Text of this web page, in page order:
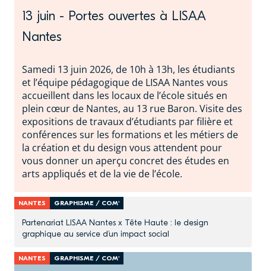
13 juin - Portes ouvertes à LISAA
Nantes
Samedi 13 juin 2026, de 10h à 13h, les étudiants
et l’équipe pédagogique de LISAA Nantes vous
accueillent dans les locaux de l’école situés en
plein cœur de Nantes, au 13 rue Baron. Visite des
expositions de travaux d’étudiants par filière et
conférences sur les formations et les métiers de
la création et du design vous attendent pour
vous donner un aperçu concret des études en
arts appliqués et de la vie de l’école.
NANTES GRAPHISME / COM'
Partenariat LISAA Nantes x Tête Haute : le design
graphique au service d’un impact social
NANTES GRAPHISME / COM'